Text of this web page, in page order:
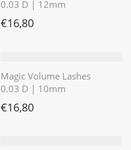
0.03 D | 12mm
€16,80
Magic Volume Lashes
0.03 D | 10mm
€16,80